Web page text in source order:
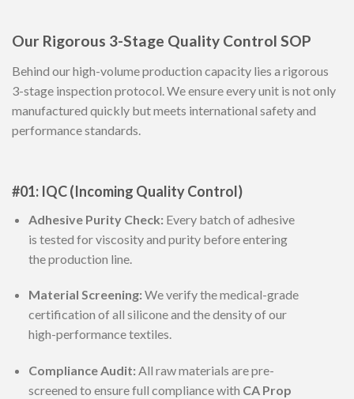
Our Rigorous 3-Stage Quality Control SOP
Behind our high-volume production capacity lies a rigorous
3-stage inspection protocol. We ensure every unit is not only
manufactured quickly but meets international safety and
performance standards.
#01: IQC (Incoming Quality Control)
Adhesive Purity Check: Every batch of adhesive
is tested for viscosity and purity before entering
the production line.
Material Screening: We verify the medical-grade
certification of all silicone and the density of our
high-performance textiles.
Compliance Audit: All raw materials are pre-
screened to ensure full compliance with CA Prop